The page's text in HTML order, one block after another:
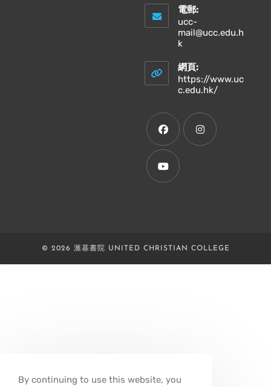
電郵:
ucc-
mail@ucc.edu.h
k
your
application
網頁:
https://www.uc
c.edu.hk/Opens
Opens
in
tab
© 2026 滙基書院 UNITED CHRISTIAN COLLEGE
By continuing to use this website, you